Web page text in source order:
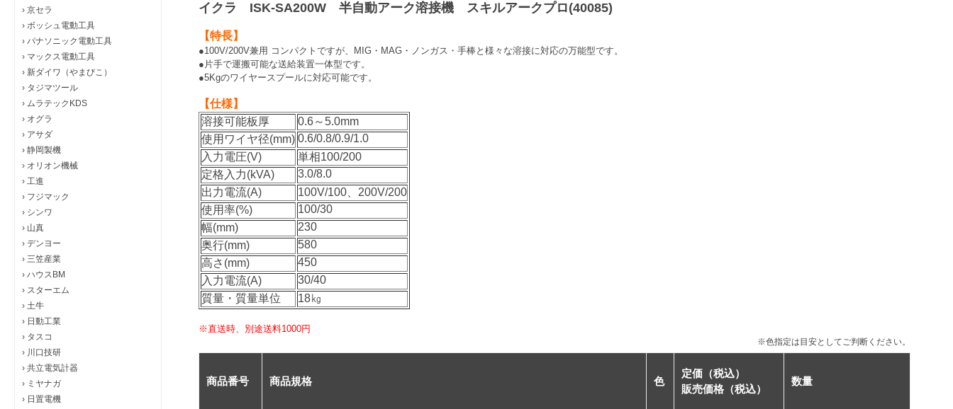
› 京セラ
› ボッシュ電動工具
› パナソニック電動工具
› マックス電動工具
› 新ダイワ（やまびこ）
› タジマツール
› ムラテックKDS
› オグラ
› アサダ
› 静岡製機
› オリオン機械
› 工進
› フジマック
› シンワ
› 山真
› デンヨー
› 三笠産業
› ハウスBM
› スターエム
› 土牛
› 日動工業
› タスコ
› 川口技研
› 共立電気計器
› ミヤナガ
› 日置電機
イクラ ISK-SA200W 半自動アーク溶接機 スキルアークプロ(40085)
【特長】
●100V/200V兼用 コンパクトですが、MIG・MAG・ノンガス・手棒と様々な溶接に対応の万能型です。
●片手で運搬可能な送給装置一体型です。
●5Kgのワイヤースプールに対応可能です。
【仕様】
溶接可能板厚
0.6～5.0mm
使用ワイヤ径(mm) 0.6/0.8/0.9/1.0
入力電圧(V)
単相100/200
定格入力(kVA)
3.0/8.0
出力電流(A)
100V/100、200V/200
使用率(%)
100/30
幅(mm)
230
奥行(mm)
580
高さ(mm)
450
入力電流(A)
30/40
質量・質量単位
18㎏
※直送時、別途送料1000円
※色指定は目安としてご判断ください。
商品番号 商品規格 色
定価（税込）
販売価格（税込）
数量